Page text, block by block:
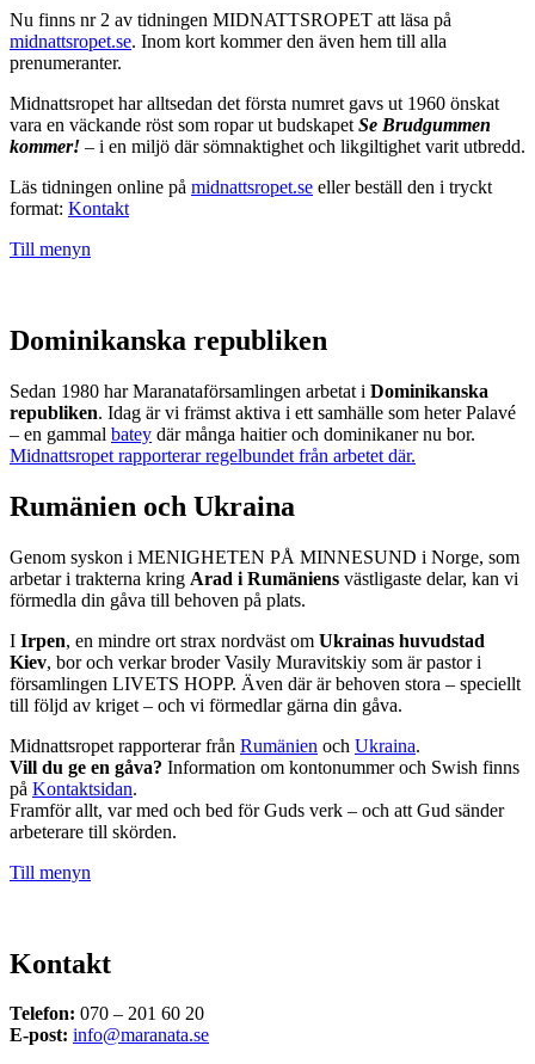
Nu finns nr 2 av tidningen MIDNATTSROPET att läsa på
midnattsropet.se. Inom kort kommer den även hem till alla
prenumeranter.
Midnattsropet har alltsedan det första numret gavs ut 1960 önskat
vara en väckande röst som ropar ut budskapet Se Brudgummen
kommer! – i en miljö där sömnaktighet och likgiltighet varit utbredd.
Läs tidningen online på midnattsropet.se eller beställ den i tryckt
format: Kontakt
Till menyn
Dominikanska republiken
Sedan 1980 har Maranataförsamlingen arbetat i Dominikanska
republiken. Idag är vi främst aktiva i ett samhälle som heter Palavé
– en gammal batey där många haitier och dominikaner nu bor.
Midnattsropet rapporterar regelbundet från arbetet där.
Rumänien och Ukraina
Genom syskon i MENIGHETEN PÅ MINNESUND i Norge, som
arbetar i trakterna kring Arad i Rumäniens västligaste delar, kan vi
förmedla din gåva till behoven på plats.
I Irpen, en mindre ort strax nordväst om Ukrainas huvudstad
Kiev, bor och verkar broder Vasily Muravitskiy som är pastor i
församlingen LIVETS HOPP. Även där är behoven stora – speciellt
till följd av kriget – och vi förmedlar gärna din gåva.
Midnattsropet rapporterar från Rumänien och Ukraina.
Vill du ge en gåva? Information om kontonummer och Swish finns
på Kontaktsidan.
Framför allt, var med och bed för Guds verk – och att Gud sänder
arbeterare till skörden.
Till menyn
Kontakt
Telefon: 070 – 201 60 20
E-post: info@maranata.se